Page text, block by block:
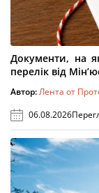
Документи, на
перелік від
Автор:Лента от
06.08.2026